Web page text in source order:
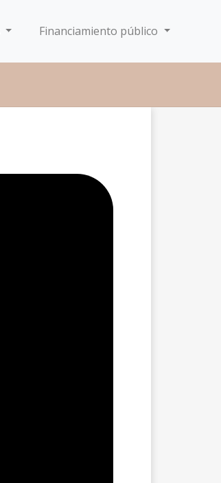
Financiamiento público